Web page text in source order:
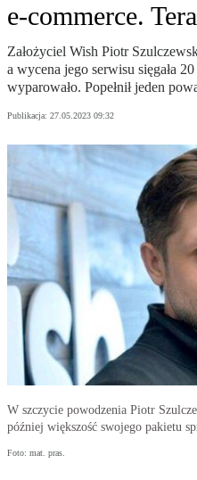
e-commerce.
Założyciel Wish Piotr
a wycena jego serwisu sięgała
wyparowało. Popełnił jeden
Publikacja: 27.05.2023 09:32
W szczycie powodzenia Piotr
później większość swojego pakietu
Foto: mat. pras.